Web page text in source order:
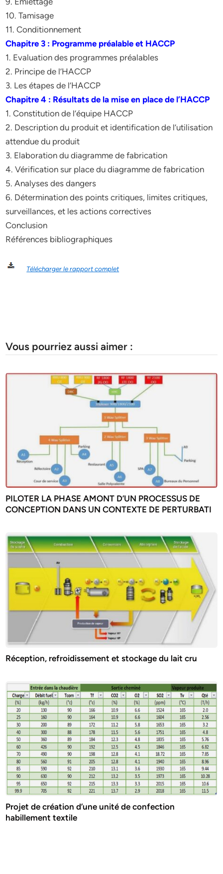
10. Tamisage
11. Conditionnement
Chapitre 3 : Programme préalable et HACCP
1. Evaluation des programmes préalables
2. Principe de l’HACCP
3. Les étapes de l’HACCP
Chapitre 4 : Résultats de la mise en place de l’HACCP
1. Constitution de l’équipe HACCP
2. Description du produit et identification de l’utilisation
attendue du produit
3. Elaboration du diagramme de fabrication
4. Vérification sur place du diagramme de fabrication
5. Analyses des dangers
6. Détermination des points critiques, limites critiques,
surveillances, et les actions correctives
Conclusion
Références bibliographiques
Télécharger le rapport complet
Vous pourriez aussi aimer :
PILOTER LA PHASE AMONT D’UN PROCESSUS DE
CONCEPTION DANS UN CONTEXTE DE PERTURBATI
Réception, refroidissement et stockage du lait cru
Projet de création d’une unité de confection
habillement textile